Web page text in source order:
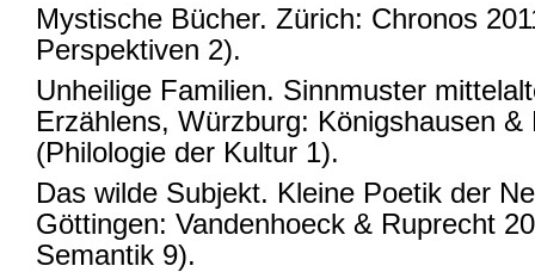
Mystische Bücher. Zürich: Chronos
Perspektiven 2).
Unheilige Familien. Sinnmuster
Erzählens, Würzburg: Königshausen &
(Philologie der Kultur 1).
Das wilde Subjekt. Kleine Poetik der
Göttingen: Vandenhoeck & Ruprecht
Semantik 9).